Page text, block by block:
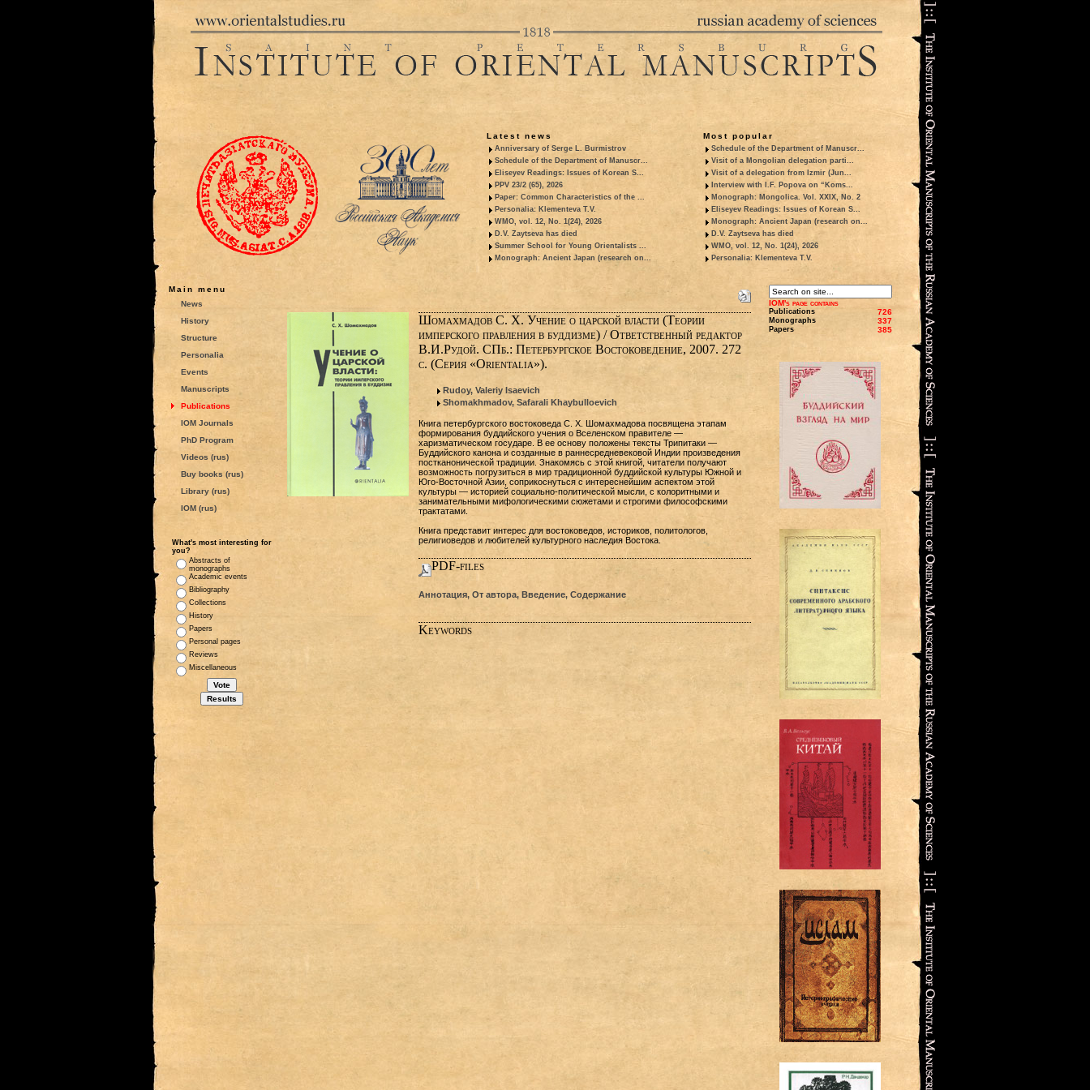
Latest news
Anniversary of Serge L. Burmistrov
Schedule of the Department of Manuscr...
Eliseyev Readings: Issues of Korean S...
PPV 23/2 (65), 2026
Paper: Common Characteristics of the ...
Personalia: Klementeva T.V.
WMO, vol. 12, No. 1(24), 2026
D.V. Zaytseva has died
Summer School for Young Orientalists ...
Monograph: Ancient Japan (research on...
Most popular
Schedule of the Department of Manuscr...
Visit of a Mongolian delegation parti...
Visit of a delegation from Izmir (Jun...
Interview with I.F. Popova on “Koms...
Monograph: Mongolica. Vol. XXIX, No. 2
Eliseyev Readings: Issues of Korean S...
Monograph: Ancient Japan (research on...
D.V. Zaytseva has died
WMO, vol. 12, No. 1(24), 2026
Personalia: Klementeva T.V.
Main menu
News
History
Structure
Personalia
Events
Manuscripts
Publications
IOM Journals
PhD Program
Videos (rus)
Buy books (rus)
Library (rus)
IOM (rus)
What's most interesting for
you?
Abstracts of
monographs
Academic events
Bibliography
Collections
History
Papers
Personal pages
Reviews
Miscellaneous
Шомахмадов С. X. Учение о царской власти (Теории
имперского правления в буддизме) / Ответственный редактор
В.И.Рудой. СПб.: Петербургское Востоковедение, 2007. 272
с. (Серия «Orientalia»).
Rudoy, Valeriy Isaevich
Shomakhmadov, Safarali Khaybulloevich
Книга петербургского востоковеда С. X. Шомахмадова посвящена этапам
формирования буддийского учения о Вселенском правителе —
харизматическом государе. В ее основу положены тексты Трипитаки —
Буддийского канона и созданные в раннесредневековой Индии произведения
постканонической традиции. Знакомясь с этой книгой, читатели получают
возможность погрузиться в мир традиционной буддийской культуры Южной и
Юго-Восточной Азии, соприкоснуться с интереснейшим аспектом этой
культуры — историей социально-политической мысли, с колоритными и
занимательными мифологическими сюжетами и строгими философскими
трактатами.
Книга представит интерес для востоковедов, историков, политологов,
религиоведов и любителей культурного наследия Востока.
PDF-files
Аннотация, От автора, Введение, Содержание
Keywords
IOM's page contains
Publications 726
Monographs 337
Papers 385